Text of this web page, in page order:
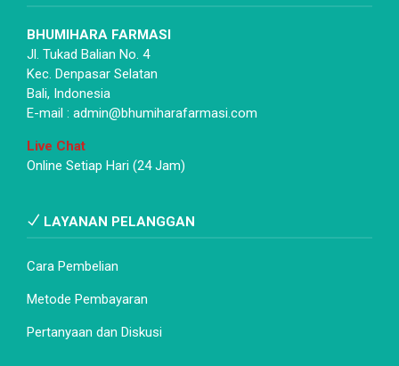
BHUMIHARA FARMASI
Jl. Tukad Balian No. 4
Kec. Denpasar Selatan
Bali, Indonesia
E-mail : admin@bhumiharafarmasi.com
Live Chat
Online Setiap Hari (24 Jam)
LAYANAN PELANGGAN
Cara Pembelian
Metode Pembayaran
Pertanyaan dan Diskusi